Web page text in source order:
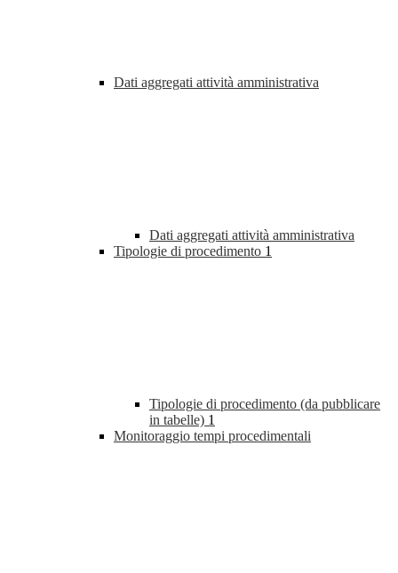
Dati aggregati attività amministrativa
Dati aggregati attività amministrativa
Tipologie di procedimento 1
Tipologie di procedimento (da pubblicare
in tabelle) 1
Monitoraggio tempi procedimentali